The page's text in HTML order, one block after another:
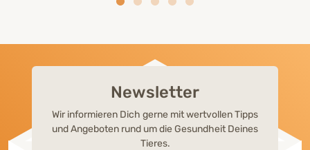
Newsletter
Wir informieren Dich gerne mit wertvollen Tipps
und Angeboten rund um die Gesundheit Deines
Tieres.